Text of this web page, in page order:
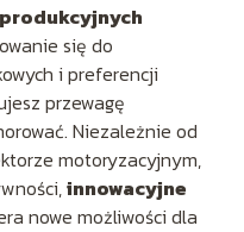
się do
i preferencji
przewagę
Niezależnie od
motoryzacyjnym,
innowacyjne
nowe możliwości dla